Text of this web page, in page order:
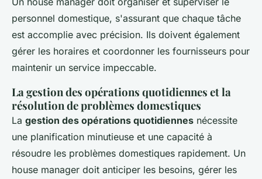
personnel domestique, s'assurant que chaque tâche
est accomplie avec précision. Ils doivent également
gérer les horaires et coordonner les fournisseurs pour
maintenir un service impeccable.
La gestion des opérations quotidiennes et la
résolution de problèmes domestiques
La gestion des opérations quotidiennes nécessite
une planification minutieuse et une capacité à
résoudre les problèmes domestiques rapidement. Un
house manager doit anticiper les besoins, gérer les